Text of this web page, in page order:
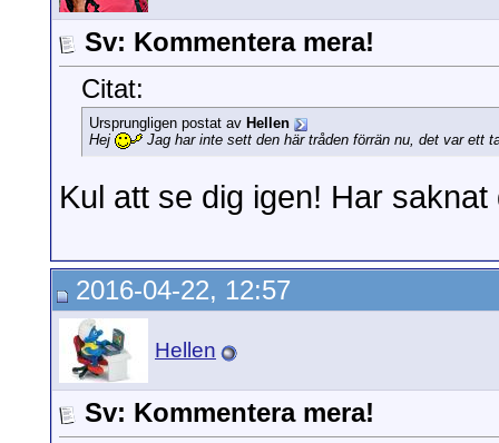
Sv: Kommentera mera!
Citat:
Ursprungligen postat av Hellen
Hej
Jag har inte sett den här tråden förrän nu, det var ett
Kul att se dig igen! Har
2016-04-22, 12:57
Hellen
Sv: Kommentera mera!